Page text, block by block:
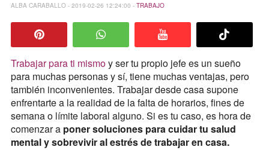
ALBA CARABALLO - 2019-02-26 12:24:00 - TRABAJO
Trabajar para ti mismoy ser tu propio jefe es un sueño
para muchas personas y sí, tiene muchas ventajas, pero
también inconvenientes. Trabajar desde casa supone
enfrentarte a la realidad de la falta de horarios, fines de
semana o límite laboral alguno. Si es tu caso, es hora de
comenzar a poner soluciones para cuidar tu salud
mental y sobrevivir al estrés de trabajar en casa.